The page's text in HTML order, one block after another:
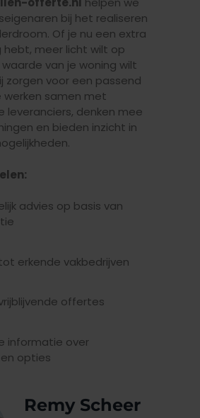
bij het realiseren
Of je nu een extra
hebt, meer licht wilt op
van je woning wilt
zorgen voor een passend
werken samen met
leveranciers, denken mee
en bieden inzicht in
advies op basis van
erkende vakbedrijven
offertes
informatie over
opties
Remy Scheer